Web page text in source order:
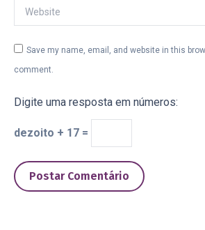
Website
Save my name, email, and website in this
comment.
Digite uma resposta em números:
dezoito + 17 =
Postar Comentário